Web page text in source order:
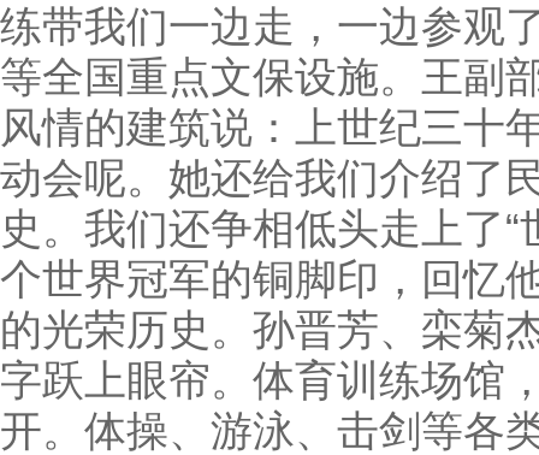
练带我们一边走，一边参观
等全国重点文保设施。王副
风情的建筑说：上世纪三十
动会呢。她还给我们介绍了
史。我们还争相低头走上了
个世界冠军的铜脚印，回忆
的光荣历史。孙晋芳、栾菊
字跃上眼帘。体育训练场馆
开。体操、游泳、击剑等各